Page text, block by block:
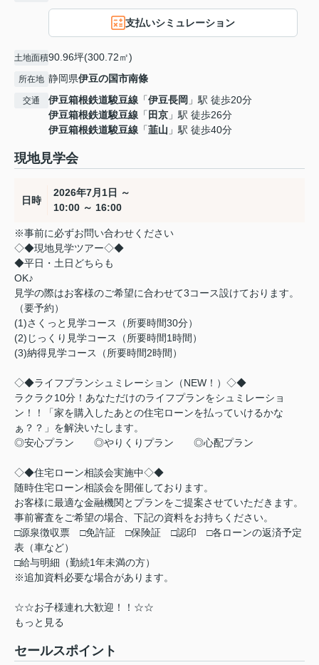
支払いシミュレーション
土地面積90.96坪(300.72㎡)
所在地 静岡県伊豆の国市南條
交通 伊豆箱根鉄道駿豆線 「伊豆長岡 」駅 徒歩20分
伊豆箱根鉄道駿豆線 「 田京 」駅 徒歩26分
伊豆箱根鉄道駿豆線 「韮山 」駅 徒歩40分
現地見学会
日時
2026年7月1日 ～
10:00 ～ 16:00
※事前に必ずお問い合わせください
◇◆現地見学ツアー◇◆
◆平日・土日どちらも
OK♪
見学の際はお客様のご希望に合わせて3コース設けております。
（要予約）
(1)さくっと見学コース（所要時間30分）
(2)じっくり見学コース（所要時間1時間）
(3)納得見学コース（所要時間2時間）
◇◆ライフプランシュミレーション（NEW！）◇◆
ラクラク10分！あなただけのライフプランをシュミレーショ
ン！！「家を購入したあとの住宅ローンを払っていけるかな
ぁ？？」を解決いたします。
◎安心プラン ◎やりくりプラン ◎心配プラン
◇◆住宅ローン相談会実施中◇◆
随時住宅ローン相談会を開催しております。
お客様に最適な金融機関とプランをご提案させていただきます。
事前審査をご希望の場合、下記の資料をお持ちください。
□源泉徴収票 □免許証 □保険証 □認印 □各ローンの返済予定
表（車など）
□給与明細（勤続1年未満の方）
※追加資料必要な場合があります。
☆☆お子様連れ大歓迎！！☆☆
もっと見る
セールスポイント